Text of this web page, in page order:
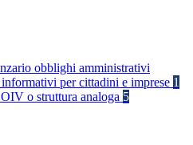
obblighi amministrativi
per cittadini e imprese 1
o struttura analoga 5